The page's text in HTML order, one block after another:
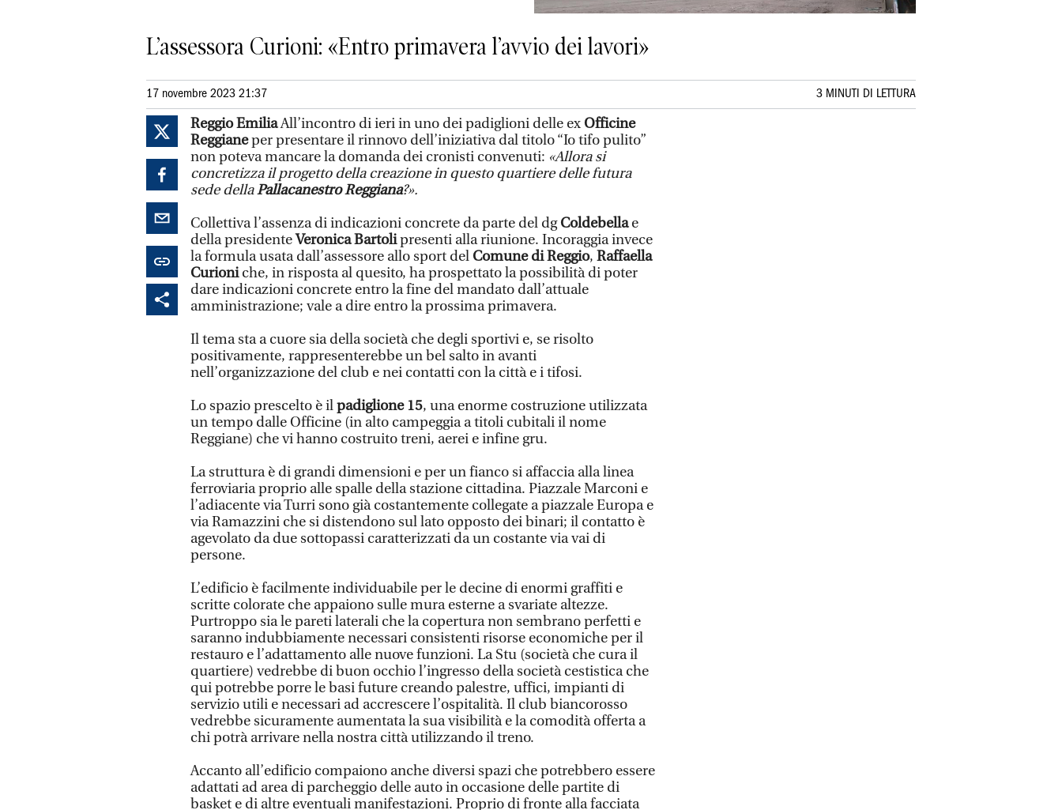
L’assessora Curioni: «Entro primavera l’avvio dei lavori»
17 novembre 2023 21:37 3 MINUTI DI LETTURA
Reggio EmiliaAll’incontro di ieri in uno dei padiglioni delle ex Officine
Reggianeper presentare il rinnovo dell’iniziativa dal titolo “Io tifo pulito”
non poteva mancare la domanda dei cronisti convenuti: «Allora si
concretizza il progetto della creazione in questo quartiere delle futura
sede dellaPallacanestro Reggiana?».
Collettiva l’assenza di indicazioni concrete da parte del dgColdebellae
della presidenteVeronica Bartolipresenti alla riunione. Incoraggia invece
la formula usata dall’assessore allo sport del Comune di Reggio, Raffaella
Curioniche, in risposta al quesito, ha prospettato la possibilità di poter
dare indicazioni concrete entro la fine del mandato dall’attuale
amministrazione; vale a dire entro la prossima primavera.
Il tema sta a cuore sia della società che degli sportivi e, se risolto
positivamente, rappresenterebbe un bel salto in avanti
nell’organizzazione del club e nei contatti con la città e i tifosi.
Lo spazio prescelto è ilpadiglione 15, una enorme costruzione utilizzata
un tempo dalle Officine (in alto campeggia a titoli cubitali il nome
Reggiane) che vi hanno costruito treni, aerei e infine gru.
La struttura è di grandi dimensioni e per un fianco si affaccia alla linea
ferroviaria proprio alle spalle della stazione cittadina. Piazzale Marconi e
l’adiacente via Turri sono già costantemente collegate a piazzale Europa e
via Ramazzini che si distendono sul lato opposto dei binari; il contatto è
agevolato da due sottopassi caratterizzati da un costante via vai di
persone.
L’edificio è facilmente individuabile per le decine di enormi graffiti e
scritte colorate che appaiono sulle mura esterne a svariate altezze.
Purtroppo sia le pareti laterali che la copertura non sembrano perfetti e
saranno indubbiamente necessari consistenti risorse economiche per il
restauro e l’adattamento alle nuove funzioni. La Stu (società che cura il
quartiere) vedrebbe di buon occhio l’ingresso della società cestistica che
qui potrebbe porre le basi future creando palestre, uffici, impianti di
servizio utili e necessari ad accrescere l’ospitalità. Il club biancorosso
vedrebbe sicuramente aumentata la sua visibilità e la comodità offerta a
chi potrà arrivare nella nostra città utilizzando il treno.
Accanto all’edificio compaiono anche diversi spazi che potrebbero essere
adattati ad area di parcheggio delle auto in occasione delle partite di
basket e di altre eventuali manifestazioni. Proprio di fronte alla facciata